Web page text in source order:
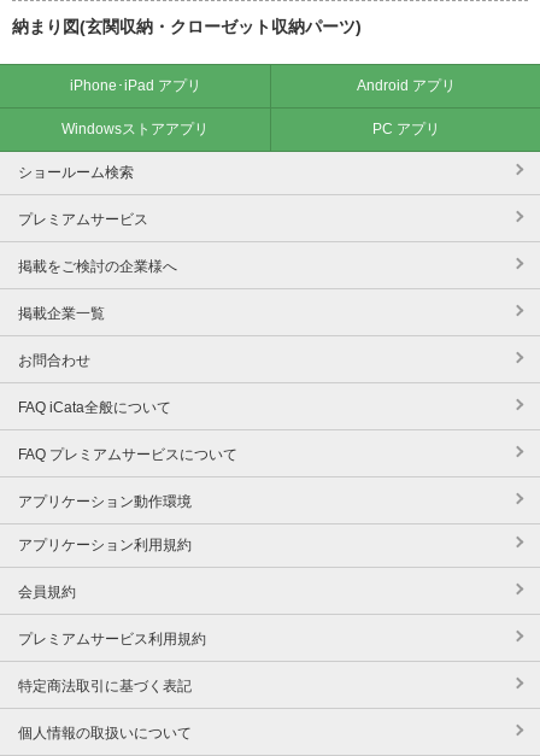
納まり図(玄関収納・クローゼット収納パーツ)
iPhone･iPad アプリ Android アプリ
Windowsストアアプリ PC アプリ
ショールーム検索
プレミアムサービス
掲載をご検討の企業様へ
掲載企業一覧
お問合わせ
FAQ iCata全般について
FAQ プレミアムサービスについて
アプリケーション動作環境
アプリケーション利用規約
会員規約
プレミアムサービス利用規約
特定商法取引に基づく表記
個人情報の取扱いについて